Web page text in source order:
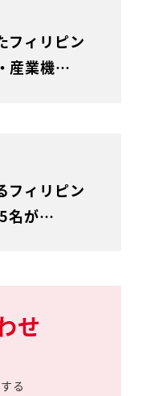
フィリピン
名が…
フィリピン
産業機…
せ
る